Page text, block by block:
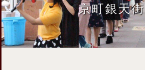
京町銀天街